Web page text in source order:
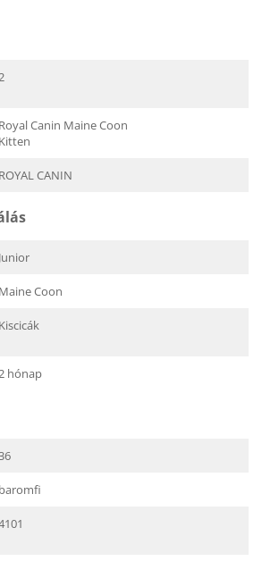
Royal Canin Maine Coon
Kitten
ROYAL CANIN
Junior
Maine Coon
Kiscicák
hónap
baromfi